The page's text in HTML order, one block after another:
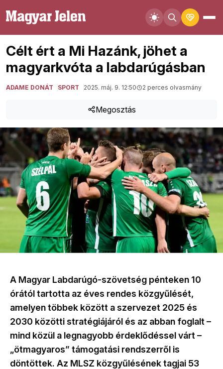
Célt ért a Mi Hazánk, jöhet a
magyarkvóta a labdarúgásban
ADAME DONÁT SPORT 2025. máj. 9. 12:50 2 perces olvasmány
Megosztás
A Magyar Labdarúgó-szövetség pénteken 10
órától tartotta az éves rendes közgyűlését,
amelyen többek között a szervezet 2025 és
2030 közötti stratégiájáról és az abban foglalt –
mind közül a legnagyobb érdeklődéssel várt –
„ötmagyaros” támogatási rendszerről is
döntöttek. Az MLSZ közgyűlésének tagjai 53